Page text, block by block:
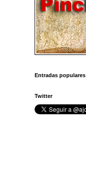
Entradas populares
Twitter